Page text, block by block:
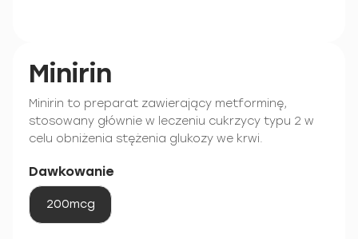
Minirin
Minirin to preparat zawierający metforminę,
stosowany głównie w leczeniu cukrzycy typu 2 w
celu obniżenia stężenia glukozy we krwi.
Dawkowanie
200mcg